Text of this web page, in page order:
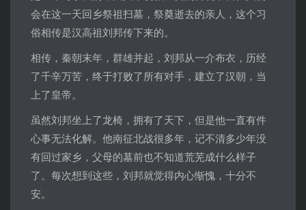
会在这一天回乡祭祖扫墓，祭奠逝去的亲人，这个习
俗相传是汉高祖刘邦传下来的。
相传，秦朝末年，群雄并起，刘邦从一介布衣，历经
了千辛万苦，终于打败了所有对手，建立了汉朝，当
上了皇帝。
虽然刘邦坐上了龙椅，拥有了天下，但是他一直有件
心事无法化解。他南征北战很多年，记不清多少年没
有回过家乡，父母的墓前也不知道荒芜成什么样子
了。每次想到这些，刘邦就觉得内心惭愧，十分不
安。